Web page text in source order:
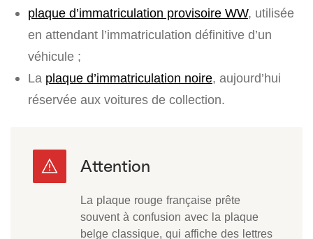
plaque d’immatriculation provisoire WW, utilisée
en attendant l’immatriculation définitive d’un
véhicule ;
La plaque d’immatriculation noire, aujourd’hui
réservée aux voitures de collection.
La plaque rouge française prête
souvent à confusion avec la plaque
belge classique, qui affiche des lettres